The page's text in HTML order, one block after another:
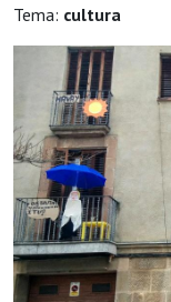
Tema: cultura